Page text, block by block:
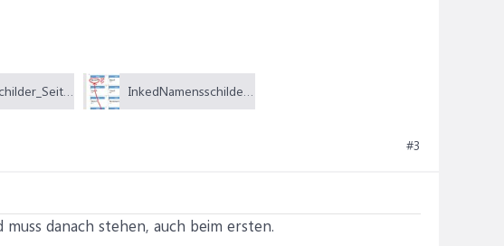
Namensschilder_Seite2.PNG (33,2 KB) InkedNamensschilder_Seite2_LI.jpg (738,5 KB)
#3
danach stehen, auch beim ersten.